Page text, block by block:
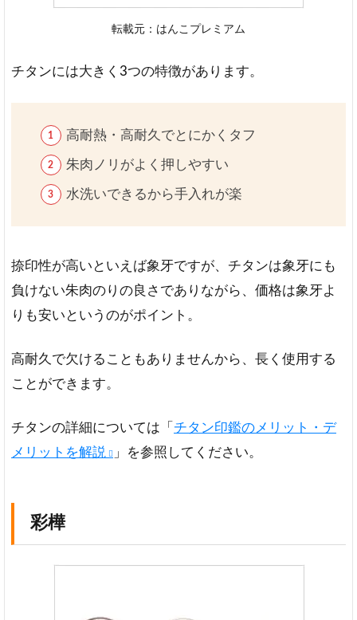
転載元：はんこプレミアム
チタンには大きく3つの特徴があります。
高耐熱・高耐久でとにかくタフ
朱肉ノリがよく押しやすい
水洗いできるから手入れが楽
捺印性が高いといえば象牙ですが、チタンは象牙にも
負けない朱肉のりの良さでありながら、価格は象牙よ
りも安いというのがポイント。
高耐久で欠けることもありませんから、長く使用する
ことができます。
チタンの詳細については「 チタン印鑑のメリット・デ
メリットを解説
」を参照してください。
彩樺